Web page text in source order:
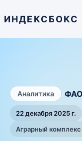
ИНДЕКСБОКС
Аналитика ФАО
22 декабря 2025 г.
Аграрный